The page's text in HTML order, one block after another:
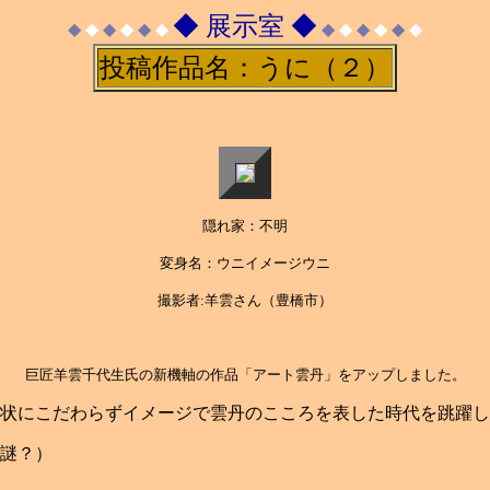
◆ ◆ ◆ ◆ ◆ ◆ ◆ 展示室 ◆ ◆ ◆ ◆ ◆ ◆ ◆
投稿作品名：うに（２）
隠れ家： 不明
変身名：ウニイメージウニ
撮影者:羊雲さん（豊橋市）
巨匠羊雲千代生氏の新機軸の作品「アート雲丹」をアップしました。
にこだわらずイメージで雲丹のこころを表した時代を跳躍
です。（謎